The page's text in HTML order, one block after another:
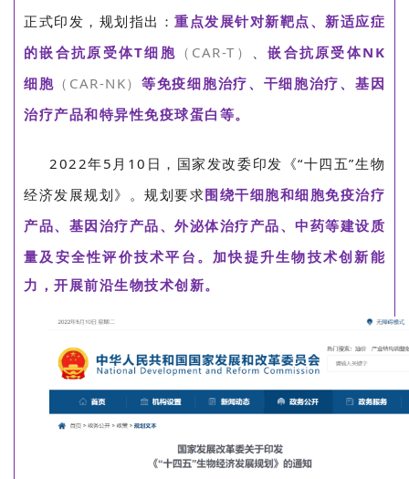
正式印发，规划指出： 重点发展针对新靶点、新适应症
的嵌合抗原受体T细胞 （CAR-T） 、嵌合抗原受体NK
细胞 （CAR-NK）等免疫细胞治疗、干细胞治疗、基因
治疗产品和特异性免疫球蛋白等。
2022年5月10日，国家发改委印发《“十四五”生物
经济发展规划》。规划要求围绕干细胞和细胞免疫治疗
产品、基因治疗产品、外泌体治疗产品、中药等建设质
量及安全性评价技术平台。加快提升生物技术创新能
力，开展前沿生物技术创新。